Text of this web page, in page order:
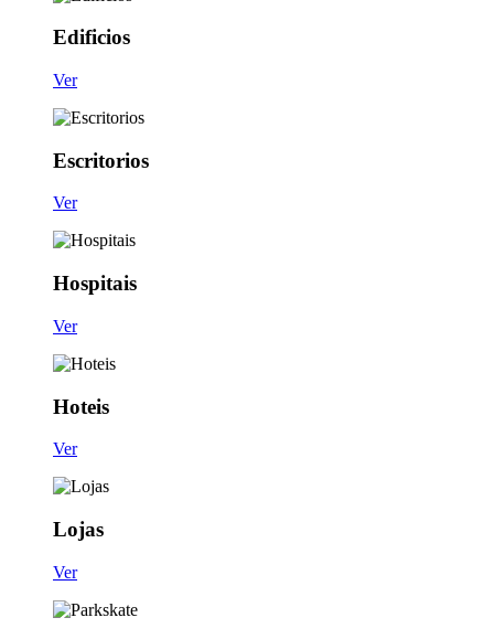
Edificios
Ver
Escritorios
Ver
Hospitais
Ver
Hoteis
Ver
Lojas
Ver